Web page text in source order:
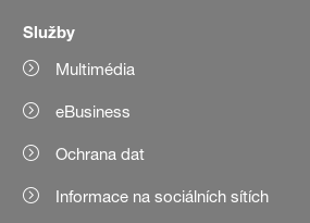
Služby
Multimédia
eBusiness
Ochrana dat
Informace na sociálních sítích